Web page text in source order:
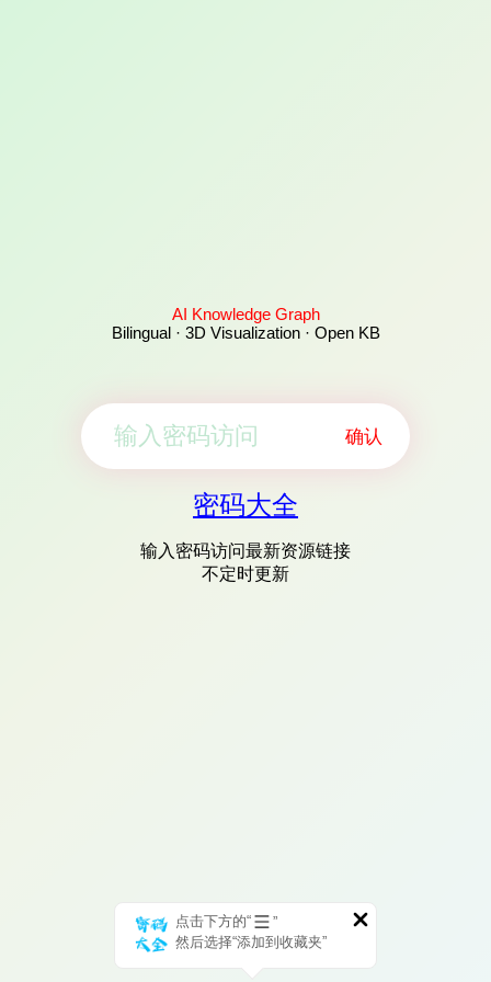
AI Knowledge Graph
Bilingual · 3D Visualization · Open KB
确认
密码大全
输入密码访问最新资源链接
不定时更新
点击下方的“
”
然后选择“添加到收藏夹”